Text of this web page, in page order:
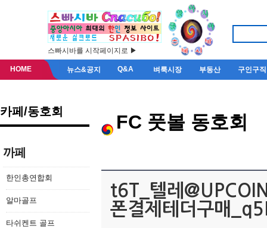
스빠시바를 시작페이지로 ▶
HOME 뉴스&공지 Q&A 벼룩시장 부동산 구인구직
카페/동호회
까페
한인총연합회
알마골프
타쉬켄트 골프
FC 풋볼 동호회
t6T_텔레
폰결제테더구매